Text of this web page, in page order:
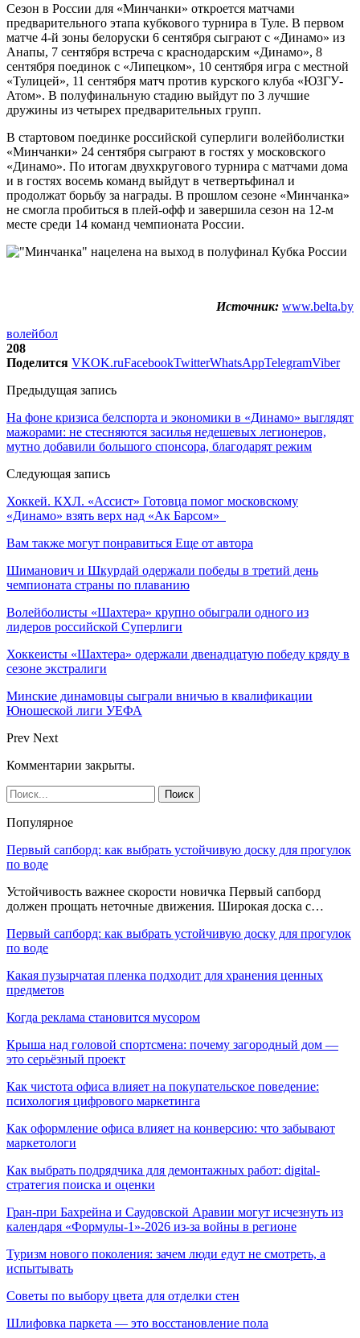
Сезон в России для «Минчанки» откроется матчами
предварительного этапа кубкового турнира в Туле. В первом
матче 4-й зоны белоруски 6 сентября сыграют с «Динамо» из
Анапы, 7 сентября встреча с краснодарским «Динамо», 8
сентября поединок с «Липецком», 10 сентября игра с местной
«Тулицей», 11 сентября матч против курского клуба «ЮЗГУ-
Атом». В полуфинальную стадию выйдут по 3 лучшие
дружины из четырех предварительных групп.
В стартовом поединке российской суперлиги волейболистки
«Минчанки» 24 сентября сыграют в гостях у московского
«Динамо». По итогам двухкругового турнира с матчами дома
и в гостях восемь команд выйдут в четвертьфинал и
продолжат борьбу за награды. В прошлом сезоне «Минчанка»
не смогла пробиться в плей-офф и завершила сезон на 12-м
месте среди 14 команд чемпионата России.
Источник: www.belta.by
волейбол
208
Поделится VKOK.ruFacebookTwitterWhatsAppTelegramViber
Предыдущая запись
На фоне кризиса белспорта и экономики в «Динамо» выглядят
мажорами: не стесняются засилья недешевых легионеров,
мутно добавили большого спонсора, благодарят режим
Следующая запись
Хоккей. КХЛ. «Ассист» Готовца помог московскому
«Динамо» взять верх над «Ак Барсом»
Вам также могут понравиться Еще от автора
Шиманович и Шкурдай одержали победы в третий день
чемпионата страны по плаванию
Волейболисты «Шахтера» крупно обыграли одного из
лидеров российской Суперлиги
Хоккеисты «Шахтера» одержали двенадцатую победу кряду в
сезоне экстралиги
Минские динамовцы сыграли вничью в квалификации
Юношеской лиги УЕФА
Prev Next
Комментарии закрыты.
Популярное
Первый сапборд: как выбрать устойчивую доску для прогулок
по воде
Устойчивость важнее скорости новичка Первый сапборд
должен прощать неточные движения. Широкая доска с…
Первый сапборд: как выбрать устойчивую доску для прогулок
по воде
Какая пузырчатая пленка подходит для хранения ценных
предметов
Когда реклама становится мусором
Крыша над головой спортсмена: почему загородный дом —
это серьёзный проект
Как чистота офиса влияет на покупательское поведение:
психология цифрового маркетинга
Как оформление офиса влияет на конверсию: что забывают
маркетологи
Как выбрать подрядчика для демонтажных работ: digital-
стратегия поиска и оценки
Гран-при Бахрейна и Саудовской Аравии могут исчезнуть из
календаря «Формулы-1»-2026 из-за войны в регионе
Туризм нового поколения: зачем люди едут не смотреть, а
испытывать
Советы по выбору цвета для отделки стен
Шлифовка паркета — это восстановление пола